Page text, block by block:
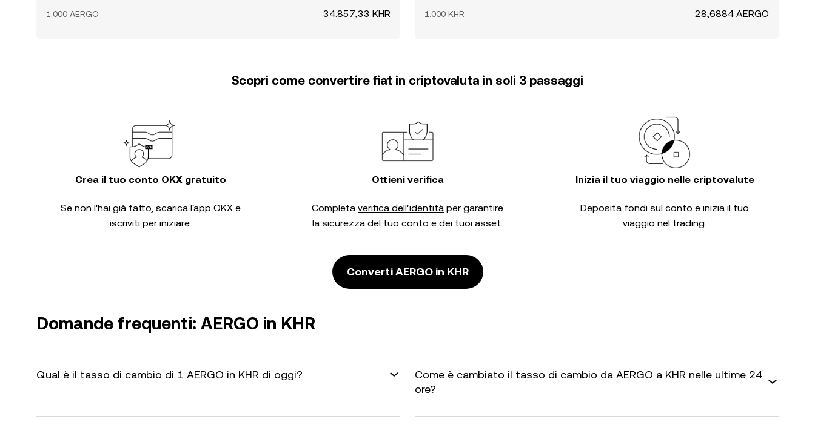
1.000 AERGO 34.857,33 KHR 1.000 KHR 28,6884 AERGO
Scopri come convertire fiat in criptovaluta in soli 3 passaggi
Crea il tuo conto OKX gratuito
Se non l'hai già fatto, scarica l'app OKX e
iscriviti per iniziare.
Ottieni verifica
Completa verifica dell'identità per garantire
la sicurezza del tuo conto e dei tuoi asset.
Inizia il tuo viaggio nelle criptovalute
Deposita fondi sul conto e inizia il tuo
viaggio nel trading.
Converti AERGO in KHR
Domande frequenti: AERGO in KHR
Qual è il tasso di cambio di 1 AERGO in KHR di oggi?
Come è cambiato il tasso di cambio da AERGO a KHR nelle ultime 24
ore?